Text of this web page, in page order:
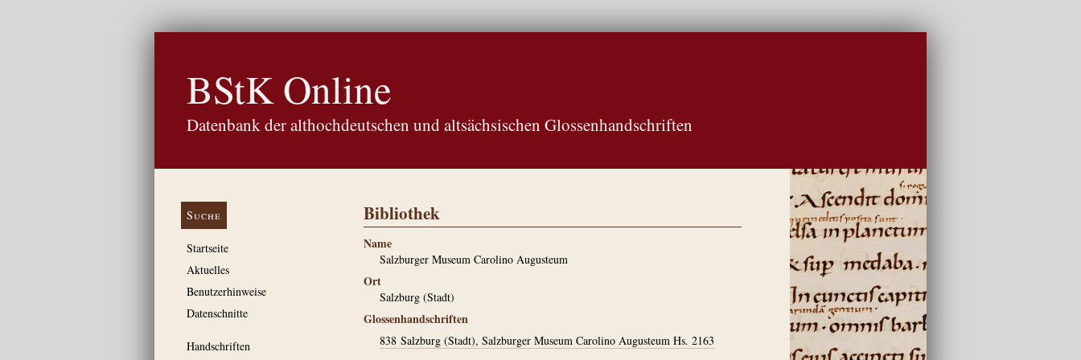
BStK Online
Datenbank der althochdeutschen und altsächsischen Glossenhandschriften
Suche
Startseite
Aktuelles
Benutzerhinweise
Datenschnitte
Handschriften
Bibliothek
Name
Salzburger Museum Carolino Augusteum
Ort
Salzburg (Stadt)
Glossenhandschriften
838 Salzburg (Stadt), Salzburger Museum Carolino Augusteum Hs. 2163